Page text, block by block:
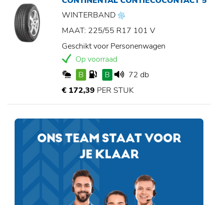
WINTERBAND
MAAT: 225/55 R17 101 V
Geschikt voor Personenwagen
Op voorraad
B
B
72 db
€ 172,39 PER STUK